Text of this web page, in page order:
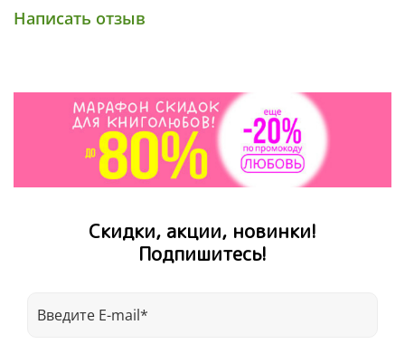
Написать отзыв
Скидки, акции, новинки!
Подпишитесь!